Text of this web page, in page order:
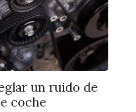
un ruido de
coche